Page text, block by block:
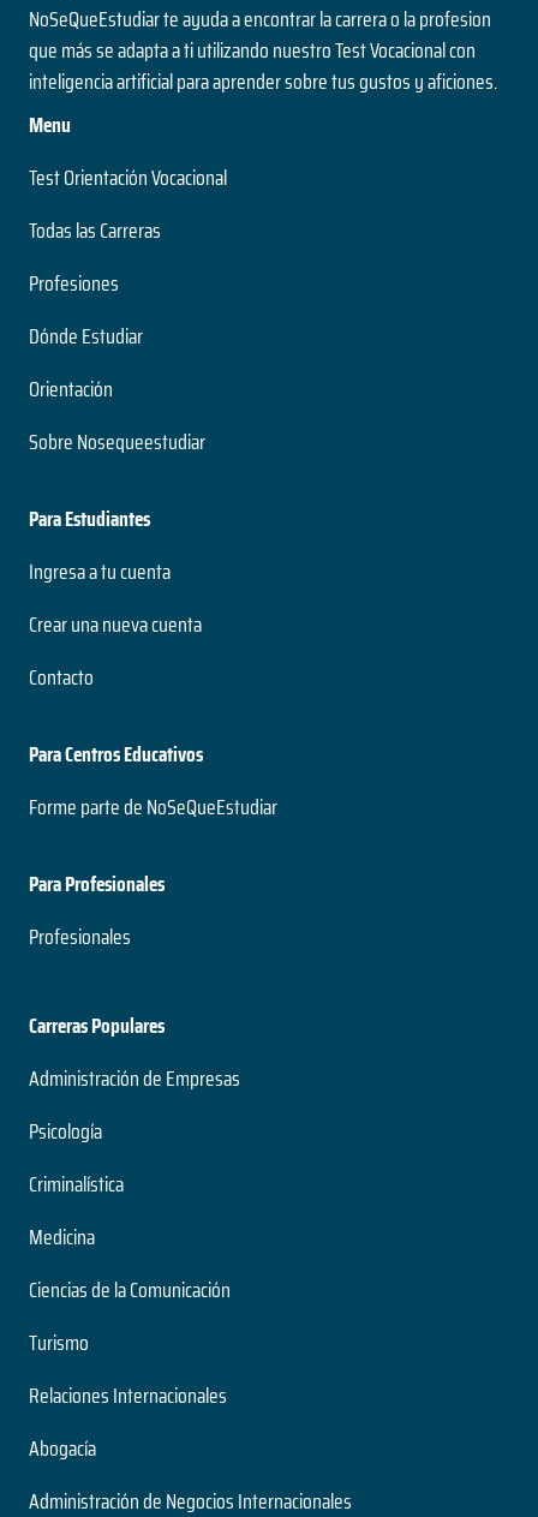
NoSeQueEstudiar te ayuda a encontrar la carrera o la profesion
que más se adapta a ti utilizando nuestro Test Vocacional con
inteligencia artificial para aprender sobre tus gustos y aficiones.
Menu
Test Orientación Vocacional
Todas las Carreras
Profesiones
Dónde Estudiar
Orientación
Sobre Nosequeestudiar
Para Estudiantes
Ingresa a tu cuenta
Crear una nueva cuenta
Contacto
Para Centros Educativos
Forme parte de NoSeQueEstudiar
Para Profesionales
Profesionales
Carreras Populares
Administración de Empresas
Psicología
Criminalística
Medicina
Ciencias de la Comunicación
Turismo
Relaciones Internacionales
Abogacía
Administración de Negocios Internacionales